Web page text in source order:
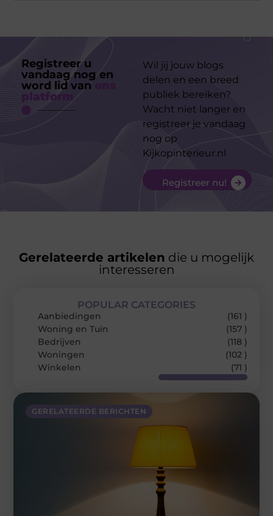
Registreer u
vandaag nog en
word lid van
platform
Wil jij jouw blogs
delen en een breed
publiek bereiken?
Wacht niet langer en
registreer je vandaag
nog op
Kijkopinterieur.nl
Registreer nu!
Gerelateerde artikelen die u mogelijk
interesseren
GERELATEERDE BERICHTEN
POPULAR CATEGORIES
Aanbiedingen
(161 )
Woning en Tuin
(157 )
Bedrijven
(118 )
Woningen
(102 )
Winkelen
(71 )